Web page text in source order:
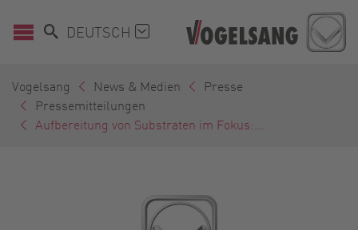
DEUTSCH
Vogelsang News & Medien
Presse
Pressemitteilungen
Aufbereitung von Substraten im Fokus:...